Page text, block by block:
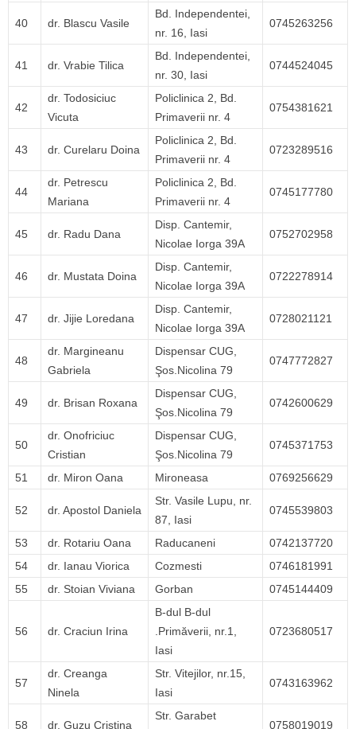
40 dr. Blascu Vasile
Bd. Independentei,
nr. 16, Iasi
0745263256
41 dr. Vrabie Tilica
Bd. Independentei,
nr. 30, Iasi
0744524045
42
dr. Todosiciuc
Vicuta
Policlinica 2, Bd.
Primaverii nr. 4
0754381621
43 dr. Curelaru Doina
Policlinica 2, Bd.
Primaverii nr. 4
0723289516
44
dr. Petrescu
Mariana
Policlinica 2, Bd.
Primaverii nr. 4
0745177780
45 dr. Radu Dana
Disp. Cantemir,
Nicolae Iorga 39A
0752702958
46 dr. Mustata Doina
Disp. Cantemir,
Nicolae Iorga 39A
0722278914
47 dr. Jijie Loredana
Disp. Cantemir,
Nicolae Iorga 39A
0728021121
48
dr. Margineanu
Gabriela
Dispensar CUG,
Şos.Nicolina 79
0747772827
49 dr. Brisan Roxana
Dispensar CUG,
Şos.Nicolina 79
0742600629
50
dr. Onofriciuc
Cristian
Dispensar CUG,
Şos.Nicolina 79
0745371753
51 dr. Miron Oana Mironeasa 0769256629
52 dr. Apostol Daniela
Str. Vasile Lupu, nr.
87, Iasi
0745539803
53 dr. Rotariu Oana Raducaneni
0742137720
54
dr. Ianau Viorica Cozmesti
0746181991
55
dr. Stoian Viviana Gorban 0745144409
56 dr. Craciun Irina
B-dul B-dul
.Primăverii, nr.1,
Iasi
0723680517
57
dr. Creanga
Ninela
Str. Vitejilor, nr.15,
Iasi
0743163962
58 dr. Guzu Cristina
Str. Garabet
0758019019